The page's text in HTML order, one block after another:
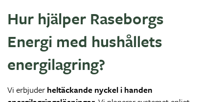
Hur hjälper Raseborgs
Energi med hushållets
energilagring?
Vi erbjuderheltäckande nyckel i handen